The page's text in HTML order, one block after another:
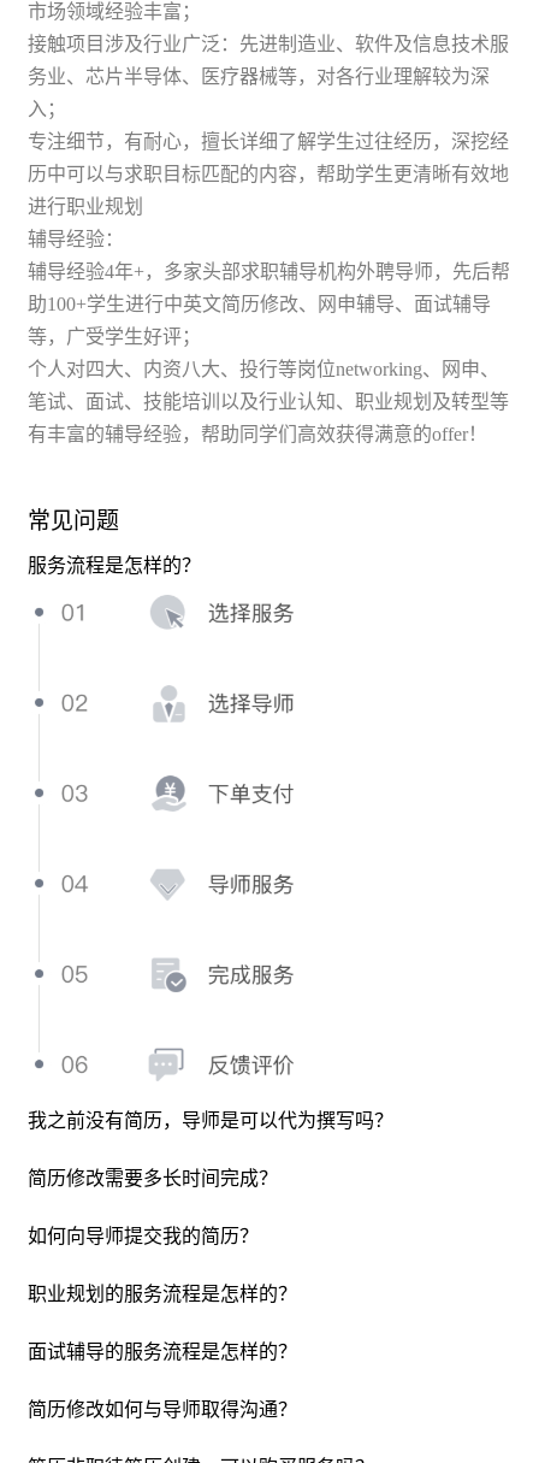
市场领域经验丰富；
接触项目涉及行业广泛：先进制造业、软件及信息技术服
务业、芯片半导体、医疗器械等，对各行业理解较为深
入；
专注细节，有耐心，擅长详细了解学生过往经历，深挖经
历中可以与求职目标匹配的内容，帮助学生更清晰有效地
进行职业规划
辅导经验：
辅导经验4年+，多家头部求职辅导机构外聘导师，先后帮
助100+学生进行中英文简历修改、网申辅导、面试辅导
等，广受学生好评；
个人对四大、内资八大、投行等岗位networking、网申、
笔试、面试、技能培训以及行业认知、职业规划及转型等
有丰富的辅导经验，帮助同学们高效获得满意的offer！
常见问题
服务流程是怎样的？
我之前没有简历，导师是可以代为撰写吗？
在职徒简历平台创建简历，完成相关经历模块撰写，导师会
依据所提交简历的岗位意向、背景情况、重点修改要求等维
简历修改需要多长时间完成？
简历修改一般会在 2-4 个工作日完成，加急为2个工作日完
向导师提问或二次修改，如学员在导师修改后10个自然日
内，未再提出修改要求，则默认学员确认服务完成。在简历
入。
如何向导师提交我的简历？
在职徒简历制作完成初始版本的简历后，可将简历在下单时
心查看并使用已经修改好的简历。
职业规划的服务流程是怎样的？
对式的辅导和解答，辅助学员分析个人性格、职业现状、挖
调整，需提前48小时与导师进行沟通，并在系统修改预约时
面试辅导的服务流程是怎样的？
在线或线下的课程辅导，内容应包含公司和岗位解读、岗位
位对课程的时长和收费进行调整。如学员预约时间需调整，
简历修改如何与导师取得沟通？
师会根据需求和问题给予文字性修改和反馈，根据导师的沟
通习惯可能选用微信,skype等沟通工具，会在简历修改前通过